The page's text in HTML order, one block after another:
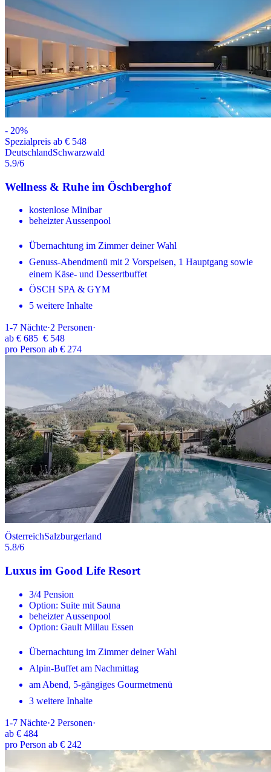
- 20%
Spezialpreis ab € 548
DeutschlandSchwarzwald
5.9/6
Wellness & Ruhe im Öschberghof
kostenlose Minibar
beheizter Aussenpool
Übernachtung im Zimmer deiner Wahl
Genuss-Abendmenü mit 2 Vorspeisen, 1 Hauptgang sowie
einem Käse- und Dessertbuffet
ÖSCH SPA & GYM
5 weitere Inhalte
1-7 Nächte·2 Personen·
ab € 685 € 548
pro Person ab € 274
ÖsterreichSalzburgerland
5.8/6
Luxus im Good Life Resort
3/4 Pension
Option: Suite mit Sauna
beheizter Aussenpool
Option: Gault Millau Essen
Übernachtung im Zimmer deiner Wahl
Alpin-Buffet am Nachmittag
am Abend, 5-gängiges Gourmetmenü
3 weitere Inhalte
1-7 Nächte·2 Personen·
ab € 484
pro Person ab € 242